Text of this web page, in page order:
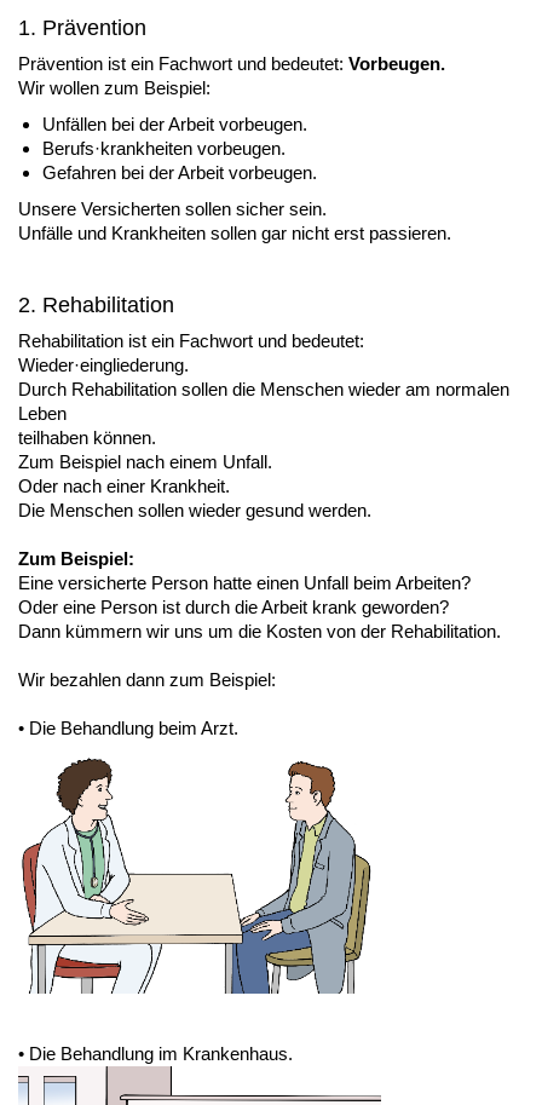
1. Prävention
Prävention ist ein Fachwort und bedeutet: Vorbeugen.
Wir wollen zum Beispiel:
Unfällen bei der Arbeit vorbeugen.
Berufs·krankheiten vorbeugen.
Gefahren bei der Arbeit vorbeugen.
Unsere Versicherten sollen sicher sein.
Unfälle und Krankheiten sollen gar nicht erst passieren.
2. Rehabilitation
Rehabilitation ist ein Fachwort und bedeutet:
Wieder·eingliederung.
Durch Rehabilitation sollen die Menschen wieder am normalen
Leben
teilhaben können.
Zum Beispiel nach einem Unfall.
Oder nach einer Krankheit.
Die Menschen sollen wieder gesund werden.
Zum Beispiel:
Eine versicherte Person hatte einen Unfall beim Arbeiten?
Oder eine Person ist durch die Arbeit krank geworden?
Dann kümmern wir uns um die Kosten von der Rehabilitation.
Wir bezahlen dann zum Beispiel:
• Die Behandlung beim Arzt.
• Die Behandlung im Krankenhaus.